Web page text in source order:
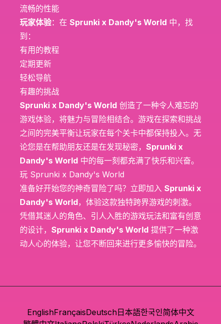
流畅的性能
玩家体验：在 Sprunki x Dandy's World 中，找
到：
有用的教程
定期更新
轻松导航
有趣的挑战
Sprunki x Dandy's World 创造了一种令人难忘的
游戏体验，将魅力与冒险相结合。游戏在探索和挑战
之间的完美平衡让玩家在每个关卡中都保持投入。无
论您是在帮助朋友还是在发现秘密， Sprunki x
Dandy's World 中的每一刻都充满了快乐和兴奋。
玩 Sprunki x Dandy's World
准备好开始您的神奇冒险了吗？立即加入 Sprunki x
Dandy's World，体验这款独特跨界游戏的刺激。
凭借其迷人的角色、引人入胜的游戏玩法和富有创意
的设计， Sprunki x Dandy's World 提供了一种激
动人心的体验，让您不断回来进行更多愉快的冒险。
EnglishFrançaisDeutsch日本語한국인简体中文